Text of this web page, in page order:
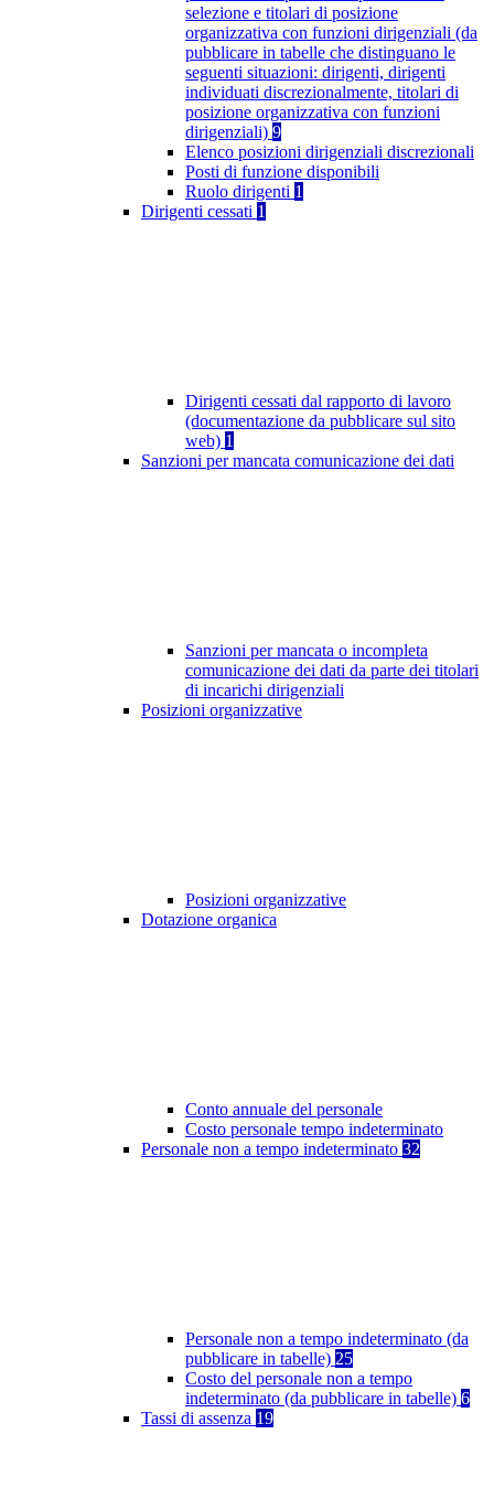
selezione e titolari di posizione
organizzativa con funzioni dirigenziali (da
pubblicare in tabelle che distinguano le
seguenti situazioni: dirigenti, dirigenti
individuati discrezionalmente, titolari di
posizione organizzativa con funzioni
dirigenziali) 9
Elenco posizioni dirigenziali discrezionali
Posti di funzione disponibili
Ruolo dirigenti 1
Dirigenti cessati 1
Dirigenti cessati dal rapporto di lavoro
(documentazione da pubblicare sul sito
web) 1
Sanzioni per mancata comunicazione dei dati
Sanzioni per mancata o incompleta
comunicazione dei dati da parte dei titolari
di incarichi dirigenziali
Posizioni organizzative
Posizioni organizzative
Dotazione organica
Conto annuale del personale
Costo personale tempo indeterminato
Personale non a tempo indeterminato 32
Personale non a tempo indeterminato (da
pubblicare in tabelle) 25
Costo del personale non a tempo
indeterminato (da pubblicare in tabelle) 6
Tassi di assenza 19